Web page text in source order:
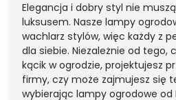
Elegancja i dobry styl nie
luksusem. Nasze lampy
wachlarz stylów, więc każdy z
dla siebie. Niezależnie od tego,
kącik w ogrodzie, projektujesz
firmy, czy może zajmujesz się
wybierając lampy ogrodowe od